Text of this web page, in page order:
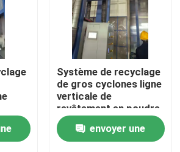
Système de recyclage
de gros cyclones ligne
verticale de
revêtement en poudre
haute performance
pour les profils en
aluminium
envoyer une